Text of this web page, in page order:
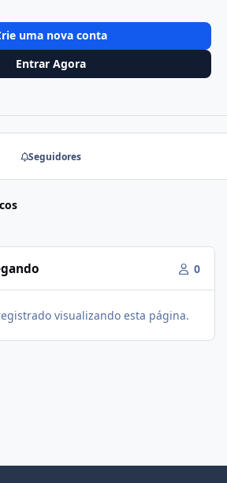
uma nova conta
Entrar Agora
Seguidores
0
visualizando esta página.